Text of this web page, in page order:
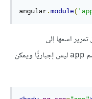
angular.module(
اسمها إلى
app ليس إجباريًّا ويمكن